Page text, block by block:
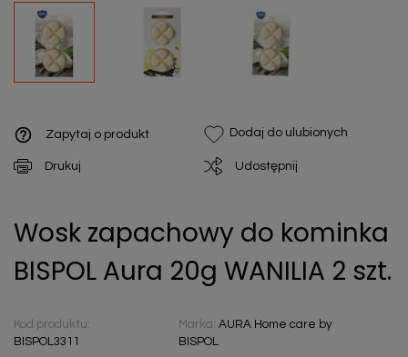
help_outline Zapytaj o produkt Dodaj do ulubionych
Drukuj Udostępnij
Wosk zapachowy do kominka
BISPOL Aura 20g WANILIA 2 szt.
Kod produktu:
BISPOL3311
Marka:AURA Home care by
BISPOL